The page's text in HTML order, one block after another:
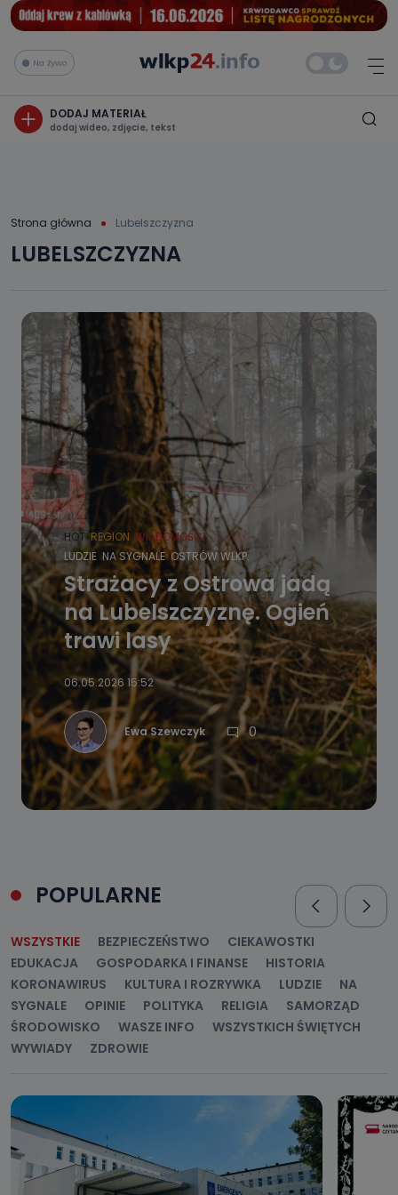
Na żywo
DODAJ MATERIAŁ
dodaj wideo, zdjęcie, tekst
Strona główna Lubelszczyzna
LUBELSZCZYZNA
HOT REGION WIADOMOŚCI
LUDZIE NA SYGNALE OSTRÓW WLKP.
Strażacy z Ostrowa jadą
na Lubelszczyznę. Ogień
trawi lasy
06.05.2026 15:52
Ewa Szewczyk 0
POPULARNE
WSZYSTKIE BEZPIECZEŃSTWO
CIEKAWOSTKI
EDUKACJA
GOSPODARKA I FINANSE
HISTORIA
KORONAWIRUS
KULTURA I ROZRYWKA LUDZIE
NA
SYGNALE
OPINIE POLITYKA RELIGIA
SAMORZĄD
ŚRODOWISKO
WASZE INFO
WSZYSTKICH ŚWIĘTYCH
WYWIADY
ZDROWIE